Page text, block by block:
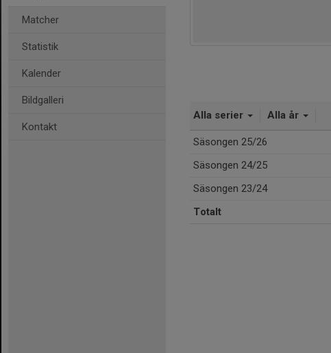
Matcher
Statistik
Kalender
Bildgalleri
Kontakt
Alla serier Alla år
Säsongen 25/26
Säsongen 24/25
Säsongen 23/24
Totalt